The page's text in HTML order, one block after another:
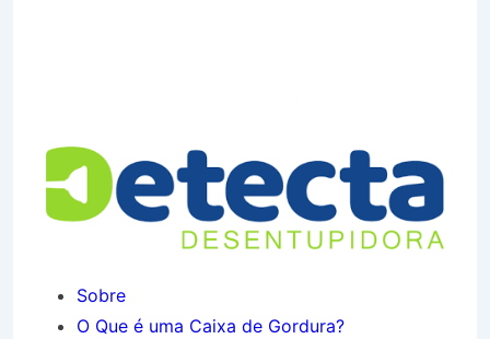
Sobre
O Que é uma Caixa de Gordura?